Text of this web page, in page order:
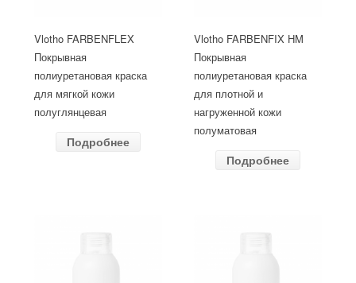
Vlotho FARBENFLEX
Покрывная
полиуретановая краска
для мягкой кожи
полуглянцевая
Подробнее
Vlotho FARBENFIX HM
Покрывная
полиуретановая краска
для плотной и
нагруженной кожи
полуматовая
Подробнее